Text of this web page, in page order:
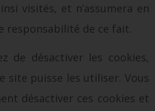
visités, et n’assumera en
responsabilité de ce fait.
de désactiver les cookies,
site puisse les utiliser. Vous
désactiver ces cookies et